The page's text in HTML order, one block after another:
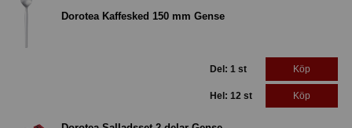
Dorotea Kaffesked 150 mm Gense
Del: 1 st Köp
Hel: 12 st Köp